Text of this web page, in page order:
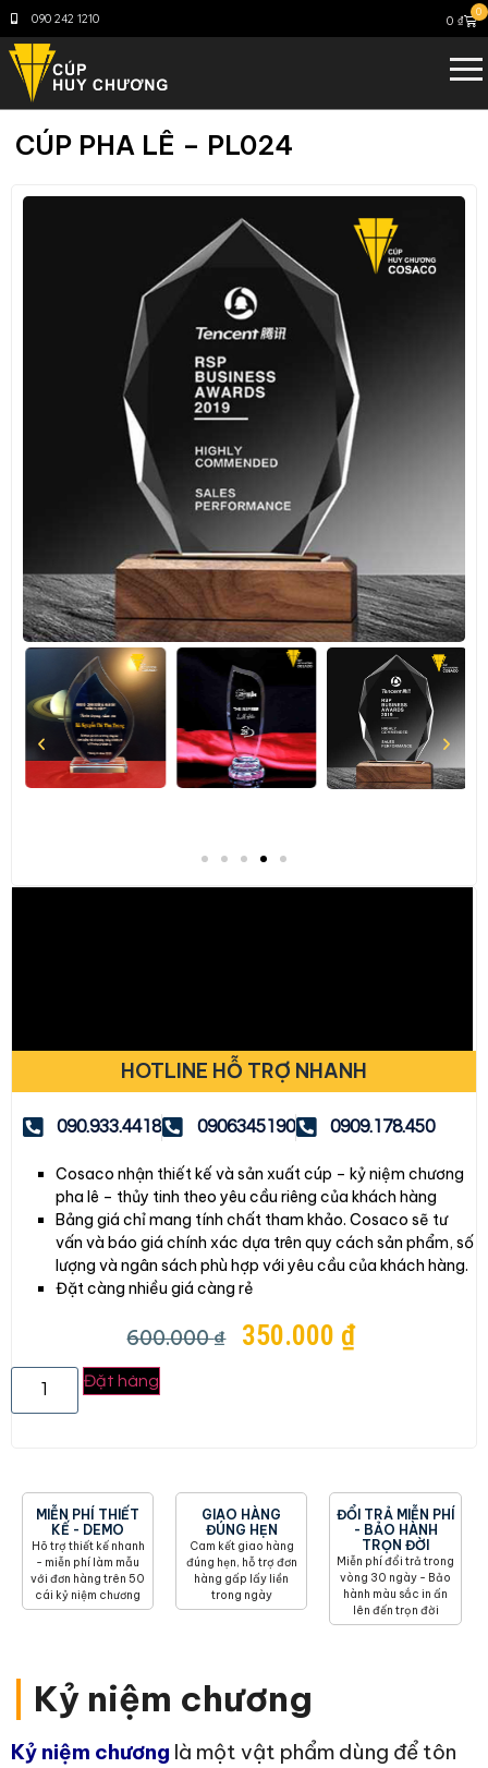
090 242 1210 0 ₫
0
CÚP PHA LÊ – PL024
HOTLINE HỖ TRỢ NHANH
090.933.4418 0906345190 0909.178.450
Cosaco nhận thiết kế và sản xuất cúp – kỷ niệm chương
pha lê – thủy tinh theo yêu cầu riêng của khách hàng
Bảng giá chỉ mang tính chất tham khảo. Cosaco sẽ tư
vấn và báo giá chính xác dựa trên quy cách sản phẩm, số
lượng và ngân sách phù hợp với yêu cầu của khách hàng.
Đặt càng nhiều giá càng rẻ
600.000₫ 350.000 ₫
Đặt hàng
MIỄN PHÍ THIẾT
KẾ - DEMO
Hõ trợ thiết kế nhanh
- miễn phí làm mẫu
với đơn hàng trên 50
cái kỷ niệm chương
GIAO HÀNG
ĐÚNG HẸN
Cam kết giao hàng
đúng hẹn, hỗ trợ đơn
hàng gấp lấy liền
trong ngày
ĐỔI TRẢ MIỄN PHÍ
- BẢO HÀNH
TRỌN ĐỜI
Miễn phí đổi trả trong
vòng 30 ngày - Bảo
hành màu sắc in ấn
lên đến trọn đời
Kỷ niệm chương
Kỷ niệm chương là một vật phẩm dùng để tôn